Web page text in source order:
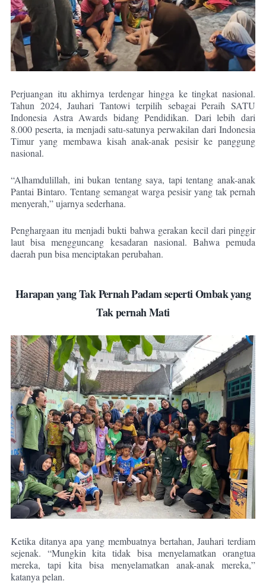
Perjuangan itu akhirnya terdengar hingga ke tingkat nasional.
Tahun 2024, Jauhari Tantowi terpilih sebagai Peraih SATU
Indonesia Astra Awards bidang Pendidikan. Dari lebih dari
8.000 peserta, ia menjadi satu-satunya perwakilan dari Indonesia
Timur yang membawa kisah anak-anak pesisir ke panggung
nasional.
“Alhamdulillah, ini bukan tentang saya, tapi tentang anak-anak
Pantai Bintaro. Tentang semangat warga pesisir yang tak pernah
menyerah,” ujarnya sederhana.
Penghargaan itu menjadi bukti bahwa gerakan kecil dari pinggir
laut bisa mengguncang kesadaran nasional. Bahwa pemuda
daerah pun bisa menciptakan perubahan.
Harapan yang Tak Pernah Padam seperti Ombak yang
Tak pernah Mati
Ketika ditanya apa yang membuatnya bertahan, Jauhari terdiam
sejenak. “Mungkin kita tidak bisa menyelamatkan orangtua
mereka, tapi kita bisa menyelamatkan anak-anak mereka,”
katanya pelan.